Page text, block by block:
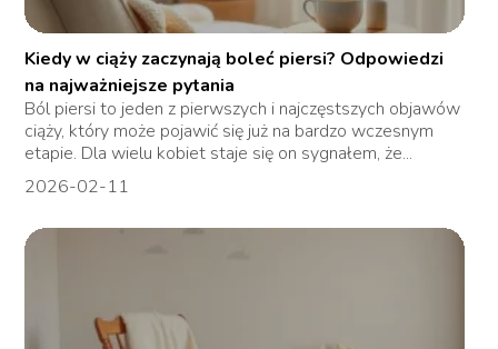
Kiedy w ciąży zaczynają boleć piersi? Odpowiedzi
na najważniejsze pytania
Ból piersi to jeden z pierwszych i najczęstszych objawów
ciąży, który może pojawić się już na bardzo wczesnym
etapie. Dla wielu kobiet staje się on sygnałem, że...
2026-02-11